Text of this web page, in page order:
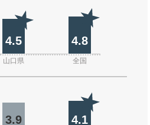
4.5 4.8
山口県 全国
3.9 4.1